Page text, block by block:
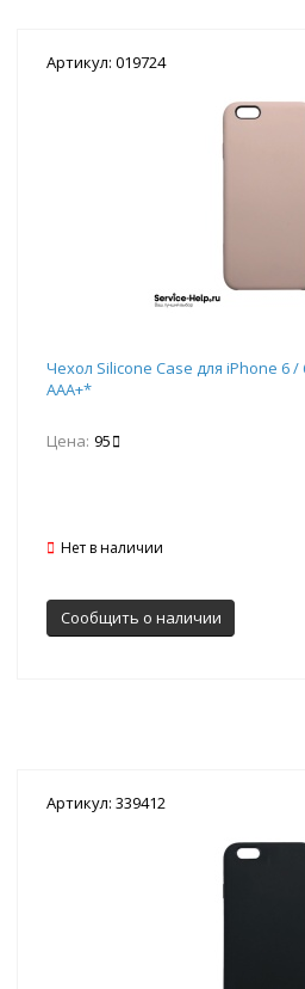
Артикул: 019724
Чехол Silicone Case для iPhone 6 /
AAA+*
Цена: 95
Нет в наличии
Сообщить о наличии
Артикул: 339412